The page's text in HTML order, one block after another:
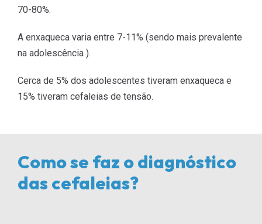
70-80%.
A enxaqueca varia entre 7-11% (sendo mais prevalente
na adolescência ).
Cerca de 5% dos adolescentes tiveram enxaqueca e
15% tiveram cefaleias de tensão.
Como se faz o diagnóstico
das cefaleias?